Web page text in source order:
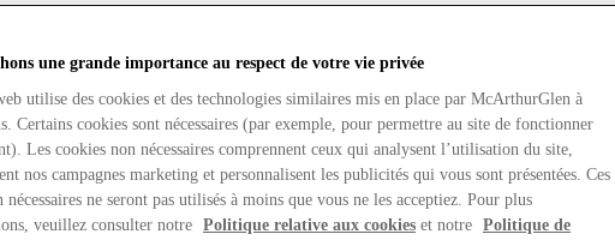
une grande importance au respect de votre vie privée
utilise des cookies et des technologies similaires mis en place par McArthurGlen à
Certains cookies sont nécessaires (par exemple, pour permettre au site de fonctionner
Les cookies non nécessaires comprennent ceux qui analysent l’utilisation du site,
nos campagnes marketing et personnalisent les publicités qui vous sont présentées. Ces
nécessaires ne seront pas utilisés à moins que vous ne les acceptiez. Pour plus
veuillez consulter notre Politique relative aux cookies et notre Politique de